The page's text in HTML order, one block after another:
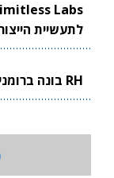
לתעשיית
RH בונה ברומניה תשתית ייצור ביטחוני ישראלית